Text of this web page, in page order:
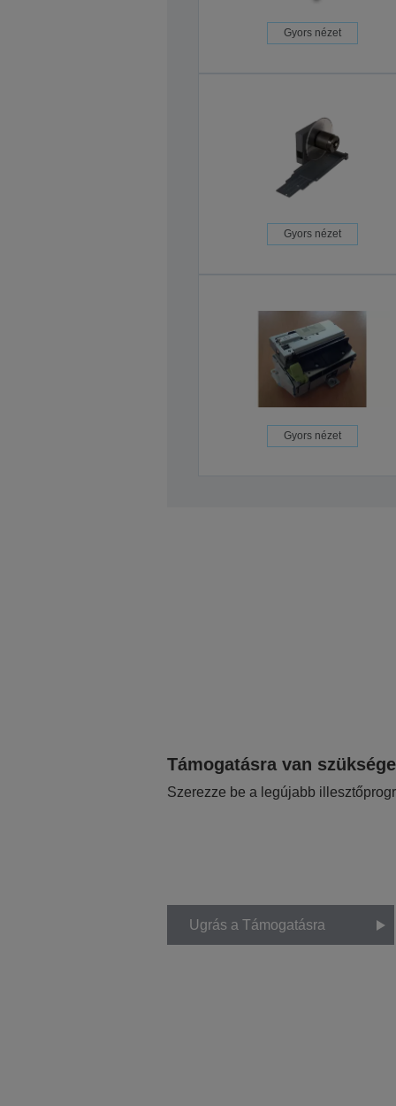
Gyors nézet
Gyors nézet
Gyors nézet
Támogatásra van
Szerezze be a legújabb
Ugrás a Támogatásra